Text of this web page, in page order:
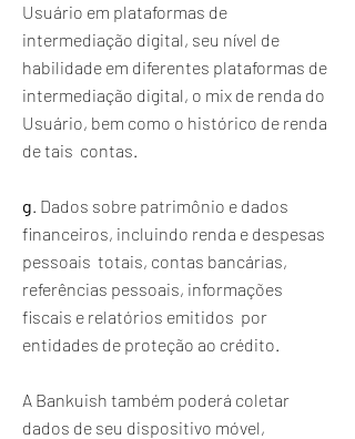
Usuário em plataformas de
intermediação digital, seu nível de
habilidade em diferentes plataformas de
intermediação digital, o mix de renda do
Usuário, bem como o histórico de renda
de tais contas.
g. Dados sobre patrimônio e dados
financeiros, incluindo renda e despesas
pessoais totais, contas bancárias,
referências pessoais, informações
fiscais e relatórios emitidos por
entidades de proteção ao crédito.
A Bankuish também poderá coletar
dados de seu dispositivo móvel,